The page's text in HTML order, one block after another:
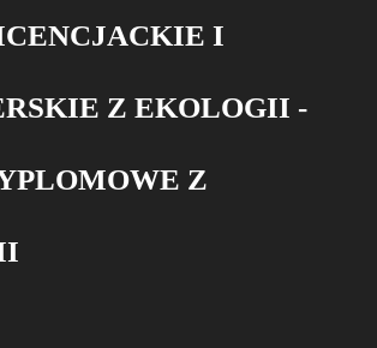
I
Z EKOLOGII -
Z